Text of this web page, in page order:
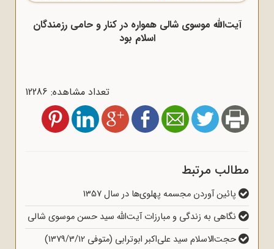
آیت‌الله موسوی شالی همواره در کنار و حامی رزمندگان
اسلام بود
تعداد مشاهده: 12286
مطالب مرتبط
پائین آوردن مجسمه پهلوی‌ها در سال 1357
نگاهی به زندگی و مبارزات آیت‌الله سید حسن موسوی شالی
حجت‌الاسلام سید علی‌اکبر ابوترابی (متوفی 1379/3/12)